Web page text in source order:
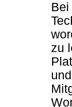
zu